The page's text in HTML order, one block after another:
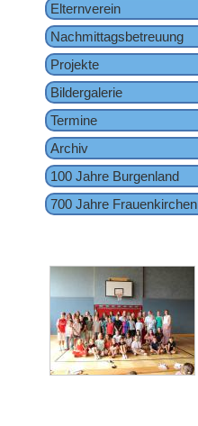
Elternverein
Nachmittagsbetreuung
Projekte
Bildergalerie
Termine
Archiv
100 Jahre Burgenland
700 Jahre Frauenkirchen